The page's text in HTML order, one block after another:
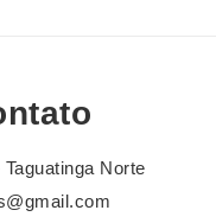
Norte